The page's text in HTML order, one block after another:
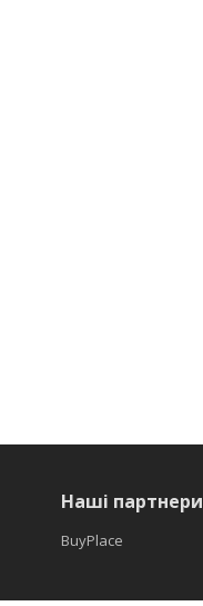
Наші партнери
BuyPlace